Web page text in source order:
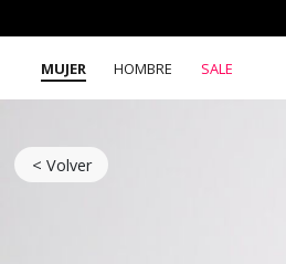
MUJER HOMBRE SALE
< Volver